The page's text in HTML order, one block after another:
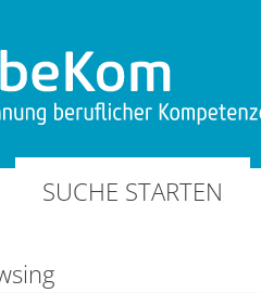
SUCHE STARTEN